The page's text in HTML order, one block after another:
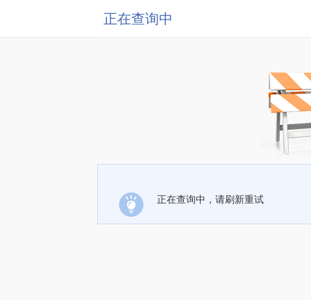
正在查询中
正在查询中，请刷新重试